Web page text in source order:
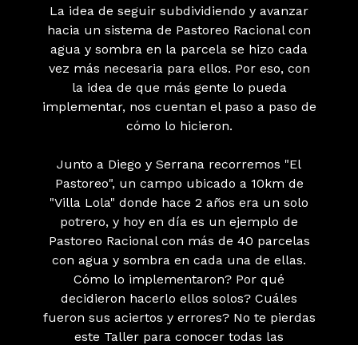
La idea de seguir subdividiendo y avanzar
hacia un sistema de Pastoreo Racional con
agua y sombra en la parcela se hizo cada
vez más necesaria para ellos. Por eso, con
la idea de que más gente lo pueda
implementar, nos cuentan el paso a paso de
cómo lo hicieron.
Junto a Diego y Serrana recorremos "El
Pastoreo", un campo ubicado a 10km de
"Villa Lola" donde hace 2 años era un solo
potrero, y hoy en día es un ejemplo de
Pastoreo Racional con más de 40 parcelas
con agua y sombra en cada una de ellas.
Cómo lo implementaron? Por qué
decidieron hacerlo ellos solos? Cuáles
fueron sus aciertos y errores? No te pierdas
este Taller para conocer todas las